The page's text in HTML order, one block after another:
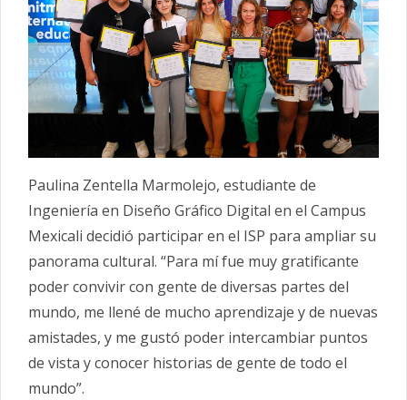
Paulina Zentella Marmolejo, estudiante de
Ingeniería en Diseño Gráfico Digital en el Campus
Mexicali decidió participar en el ISP para ampliar su
panorama cultural. “Para mí fue muy gratificante
poder convivir con gente de diversas partes del
mundo, me llené de mucho aprendizaje y de nuevas
amistades, y me gustó poder intercambiar puntos
de vista y conocer historias de gente de todo el
mundo”.